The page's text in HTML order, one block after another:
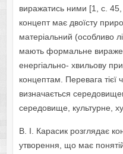
виражатись ними [1, с.
концепт має двоїсту
матеріальний (особливо
мають формальне
енергіально- хвильову
концептам. Перевага тієї
визначається
середовище, культурне,
В. І. Карасик розглядає
утворення, що має